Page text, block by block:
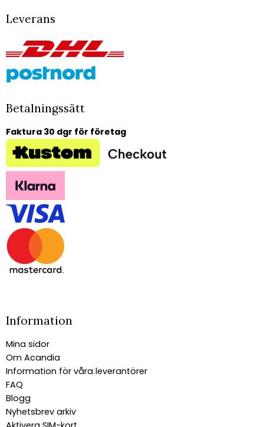
Leverans
Betalningssätt
Faktura 30 dgr för företag
Information
Mina sidor
Om Acandia
Information för våra leverantörer
FAQ
Blogg
Nyhetsbrev arkiv